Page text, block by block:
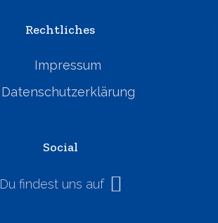
Rechtliches
Impressum
Datenschutzerklärung
Social
Du findest uns auf